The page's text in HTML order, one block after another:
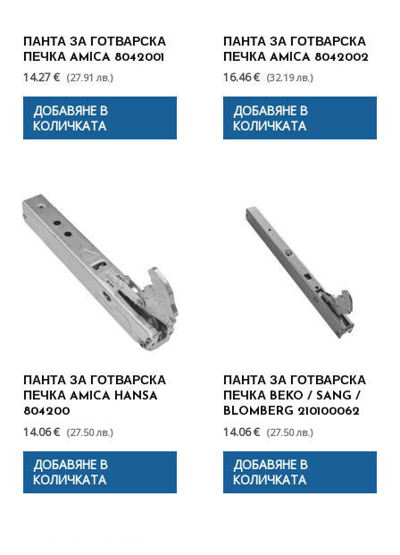
ПАНТА ЗА ГОТВАРСКА
ПЕЧКА AMICA 8042001
14.27 € (27.91 лв.)
ДОБАВЯНЕ В
КОЛИЧКАТА
ПАНТА ЗА ГОТВАРСКА
ПЕЧКА AMICA 8042002
16.46 € (32.19 лв.)
ДОБАВЯНЕ В
КОЛИЧКАТА
ПАНТА ЗА ГОТВАРСКА
ПЕЧКА AMICA HANSA
804200
14.06 € (27.50 лв.)
ДОБАВЯНЕ В
КОЛИЧКАТА
ПАНТА ЗА ГОТВАРСКА
ПЕЧКА BEKO / SANG /
BLOMBERG 210100062
14.06 € (27.50 лв.)
ДОБАВЯНЕ В
КОЛИЧКАТА